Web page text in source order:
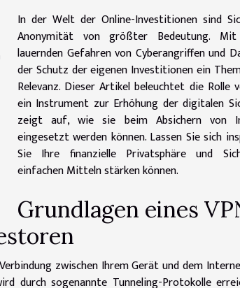
In der Welt der Online-Investitionen sind
Anonymität von größter Bedeutung.
lauernden Gefahren von Cyberangriffen und
der Schutz der eigenen Investitionen ein
Relevanz. Dieser Artikel beleuchtet die Rolle
ein Instrument zur Erhöhung der digitalen
zeigt auf, wie sie beim Absichern von
eingesetzt werden können. Lassen Sie sich
Sie Ihre finanzielle Privatsphäre und
einfachen Mitteln stärken können.
Grundlagen eines
zwischen Ihrem Gerät und dem
durch sogenannte Tunneling-Protokolle